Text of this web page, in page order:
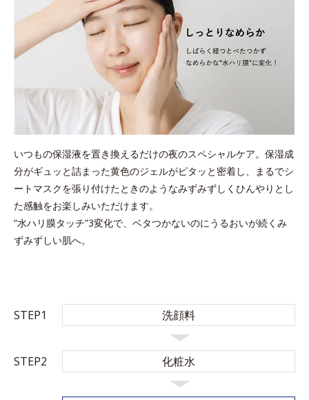
いつもの保湿液を置き換えるだけの夜のスペシャルケア。 保湿成
分がギュッと詰まった黄色のジェルがピタッと密着し、まるでシ
ートマスクを張り付けたときのようなみずみずしくひんやりとし
た感触をお楽しみいただけます。
“水ハリ膜タッチ”3変化で、ベタつかないのにうるおいが続くみ
ずみずしい肌へ。
STEP1 洗顔料
STEP2 化粧水